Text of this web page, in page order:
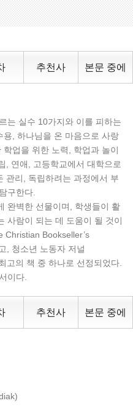
추천사 본문 중에
는 실수 10가지와 이를 피하는
, 하나님을 온 마음으로 사랑
업을 위한 노력, 학업과 놀이
, 연애, 고등학교에서 대학으로
관리, 독립하려는 과정에서 부
구한다.
완벽한 선물이며, 학생들이 활
사람이 되는 데 도움이 될 것이
Christian Bookseller’s
, 청소년 노동자 저널
고의 책 중 하나로 선정되었다.
이다.
추천사 본문 중에